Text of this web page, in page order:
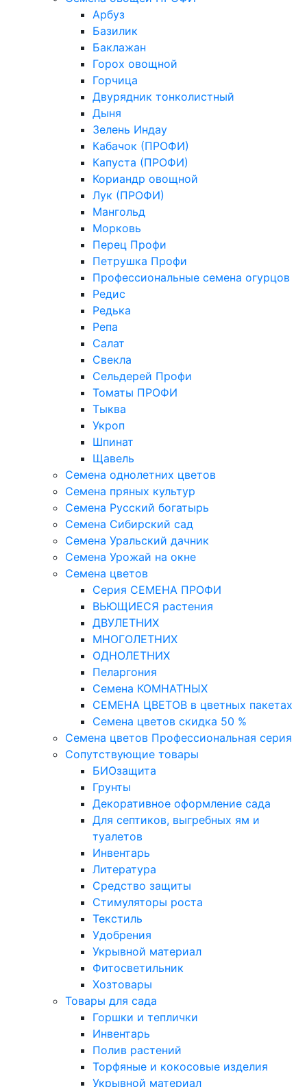
Арбуз
Базилик
Баклажан
Горох овощной
Горчица
Двурядник тонколистный
Дыня
Зелень Индау
Кабачок (ПРОФИ)
Капуста (ПРОФИ)
Кориандр овощной
Лук (ПРОФИ)
Мангольд
Морковь
Перец Профи
Петрушка Профи
Профессиональные семена огурцов
Редис
Редька
Репа
Салат
Свекла
Сельдерей Профи
Томаты ПРОФИ
Тыква
Укроп
Шпинат
Щавель
Семена однолетних цветов
Семена пряных культур
Семена Русский богатырь
Семена Сибирский сад
Семена Уральский дачник
Семена Урожай на окне
Семена цветов
Cерия CЕМЕНА ПРОФИ
ВЬЮЩИЕСЯ растения
ДВУЛЕТНИХ
МНОГОЛЕТНИХ
ОДНОЛЕТНИХ
Пеларгония
Семена КОМНАТНЫХ
СЕМЕНА ЦВЕТОВ в цветных пакетах
Семена цветов скидка 50 %
Семена цветов Профессиональная серия
Сопутствующие товары
БИОзащита
Грунты
Декоративное оформление сада
Для септиков, выгребных ям и
туалетов
Инвентарь
Литература
Средство защиты
Стимуляторы роста
Текстиль
Удобрения
Укрывной материал
Фитосветильник
Хозтовары
Товары для сада
Горшки и теплички
Инвентарь
Полив растений
Торфяные и кокосовые изделия
Укрывной материал